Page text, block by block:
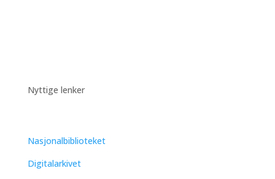
Nyttige lenker
Nasjonalbiblioteket
Digitalarkivet